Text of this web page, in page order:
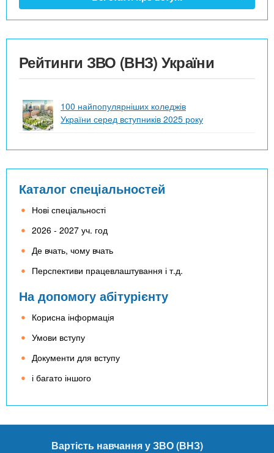
Рейтинги ЗВО (ВНЗ) України
100 найпопулярніших коледжів
України серед вступників 2025 року
Каталог спеціальностей
Нові спеціальності
2026 - 2027 уч. год
Де вчать, чому вчать
Перспективи працевлаштування і т.д.
На допомогу абітурієнту
Корисна інформація
Умови вступу
Документи для вступу
і багато іншого
Вартість навчання у ЗВО (ВНЗ)